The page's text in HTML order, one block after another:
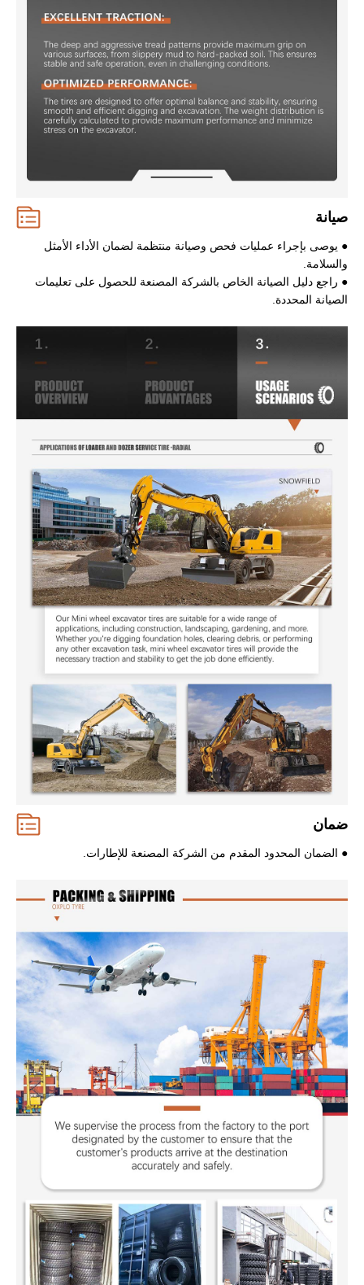
صيانة
● يوصى بإجراء عمليات فحص وصيانة منتظمة لضمان الأداء الأمثل
والسلامة.
● راجع دليل الصيانة الخاص بالشركة المصنعة للحصول على تعليمات
الصيانة المحددة.
ضمان
● الضمان المحدود المقدم من الشركة المصنعة للإطارات.